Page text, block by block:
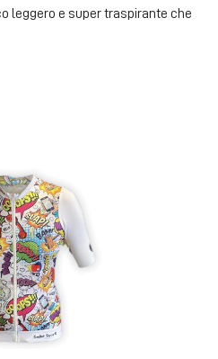
leggero e super traspirante che